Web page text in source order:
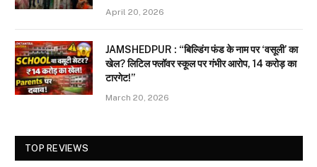
April 20, 2026
JAMSHEDPUR : “बिल्डिंग फंड के नाम पर ‘वसूली’ का
खेल? लिटिल फ्लॉवर स्कूल पर गंभीर आरोप, 14 करोड़ का
टारगेट!”
March 20, 2026
TOP REVIEWS